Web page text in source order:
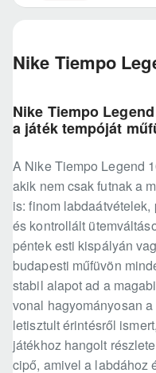
Nike Tiempo
Nike Tiempo
a játék tempóját
A Nike Tiempo Legend
akik nem csak futnak a
is: finom
és kontrollált
péntek esti kispályán
budapesti műfüvön
stabil alapot ad a
vonal hagyományosan
letisztult érintésről
játékhoz hangolt
cipő, amivel a labdához